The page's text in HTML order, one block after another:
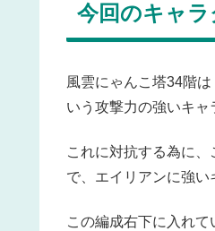
今回のキャ
風雲にゃんこ塔34階
いう攻撃力の強いキャ
これに対抗する為に
で、エイリアンに強
この編成右下に入れ